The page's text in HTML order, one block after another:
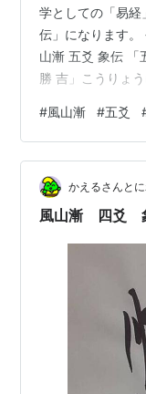
学としての「易経
伝」になります
山漸 五爻 象伝 「
勝 吉」こうりょ
得所愿也」しょう
なりとはねがう
「陽位に陽」で
そして「四爻」に
いません。 やっ
#風山漸 #五爻
かえるさんと
風山漸 四爻